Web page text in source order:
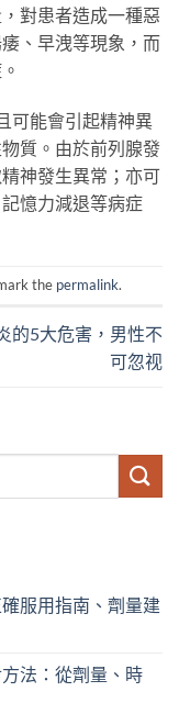
對患者造成一種惡
、早洩等現象，而
能會引起精神異
質。由於前列腺發
神發生異常；亦可
憶力減退等病症
the permalink.
的5大危害，男性不
可忽视
服用指南、劑量建
法：從劑量、時